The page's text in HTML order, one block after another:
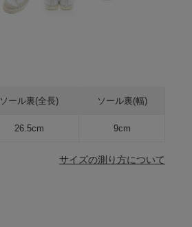
ソール裏(全長) ソール裏(幅)
26.5cm 9cm
サイズの測り方について